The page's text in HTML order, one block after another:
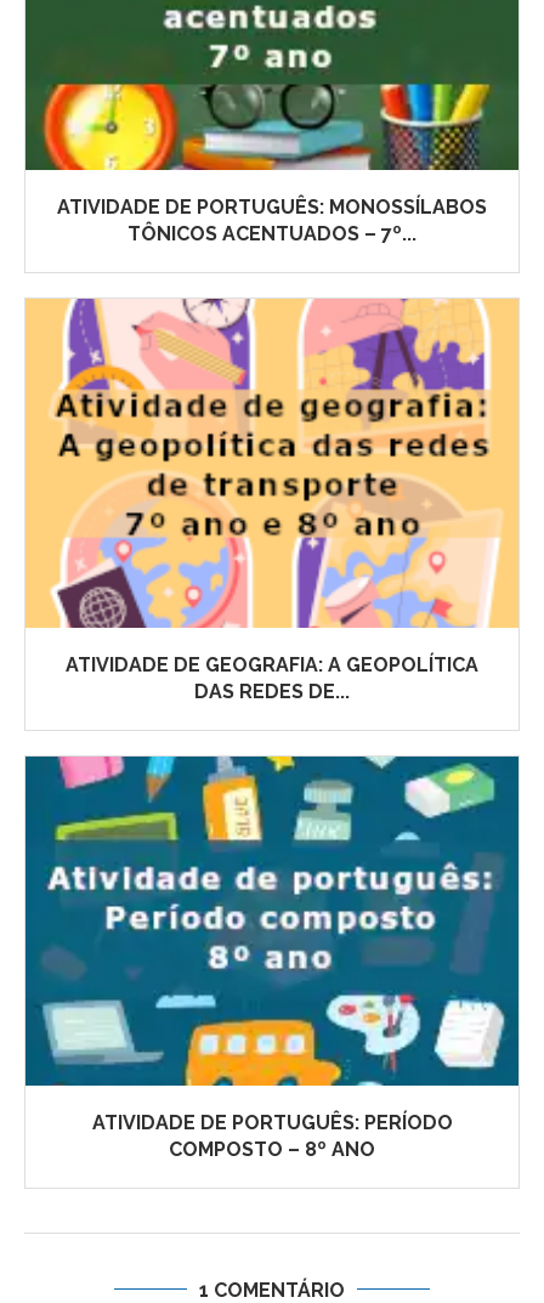
ATIVIDADE DE PORTUGUÊS: MONOSSÍLABOS
TÔNICOS ACENTUADOS – 7º...
ATIVIDADE DE GEOGRAFIA: A GEOPOLÍTICA
DAS REDES DE...
ATIVIDADE DE PORTUGUÊS: PERÍODO
COMPOSTO – 8º ANO
1 COMENTÁRIO